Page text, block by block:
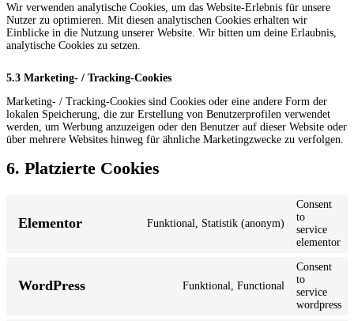
Wir verwenden analytische Cookies, um das Website-Erlebnis für unsere
Nutzer zu optimieren. Mit diesen analytischen Cookies erhalten wir
Einblicke in die Nutzung unserer Website. Wir bitten um deine Erlaubnis,
analytische Cookies zu setzen.
5.3 Marketing- / Tracking-Cookies
Marketing- / Tracking-Cookies sind Cookies oder eine andere Form der
lokalen Speicherung, die zur Erstellung von Benutzerprofilen verwendet
werden, um Werbung anzuzeigen oder den Benutzer auf dieser Website oder
über mehrere Websites hinweg für ähnliche Marketingzwecke zu verfolgen.
6. Platzierte Cookies
Elementor Funktional, Statistik (anonym)
Consent
to
service
elementor
WordPress Funktional, Functional
Consent
to
service
wordpress